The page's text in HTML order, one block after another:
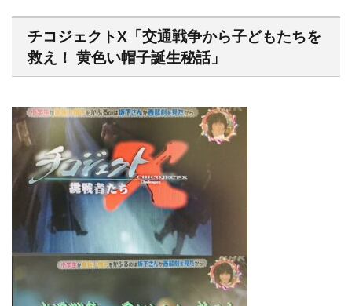
チコジェクトX「交通戦争から子どもたちを
救え！ 黄色い帽子誕生秘話」